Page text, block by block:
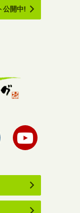
公開中!